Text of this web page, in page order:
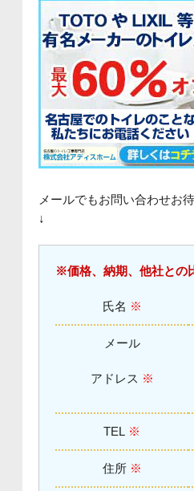
メールでもお問い合わせお
↓
※価格、納期、他社との
氏名 ※
メール
アドレス ※
TEL ※
住所 ※